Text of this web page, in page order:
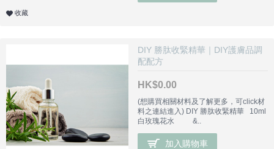
收藏
DIY 勝肽收緊精華｜DIY護膚品調
配配方
HK$0.00
(想購買相關材料及了解更多，可click材
料之連結進入) DIY 勝肽收緊精華 10ml
白玫瑰花水 &..
加入購物車